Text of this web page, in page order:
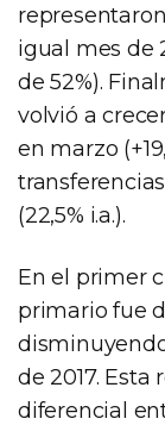
igual mes de
de 52%).
volvió a
en marzo
(22,5% i.a.).
En el primer
primario fue
de 2017.
diferencial